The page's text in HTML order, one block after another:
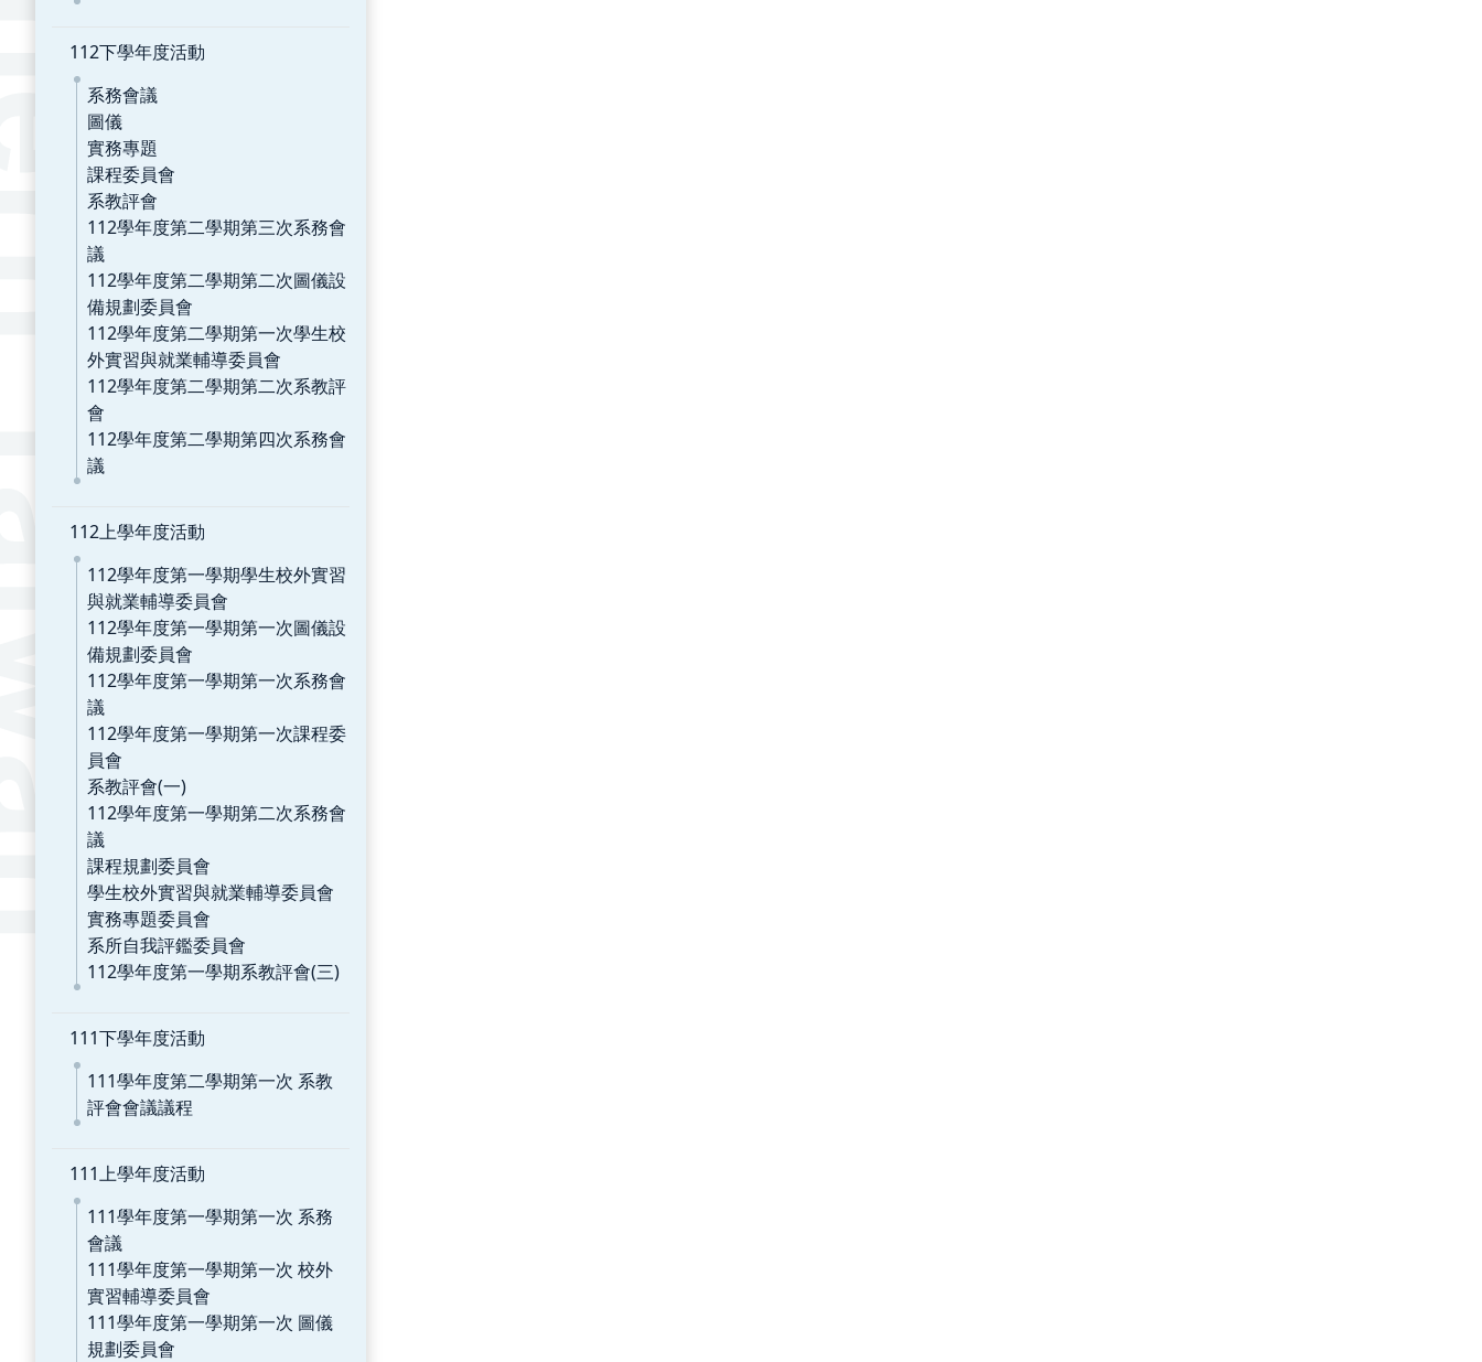
112下學年度活動
系務會議
圖儀
實務專題
課程委員會
系教評會
112學年度第二學期第三次系務會
議
112學年度第二學期第二次圖儀設
備規劃委員會
112學年度第二學期第一次學生校
外實習與就業輔導委員會
112學年度第二學期第二次系教評
會
112學年度第二學期第四次系務會
議
112上學年度活動
112學年度第一學期學生校外實習
與就業輔導委員會
112學年度第一學期第一次圖儀設
備規劃委員會
112學年度第一學期第一次系務會
議
112學年度第一學期第一次課程委
員會
系教評會(一)
112學年度第一學期第二次系務會
議
課程規劃委員會
學生校外實習與就業輔導委員會
實務專題委員會
系所自我評鑑委員會
112學年度第一學期系教評會(三)
111下學年度活動
111學年度第二學期第一次 系教
評會會議議程
111上學年度活動
111學年度第一學期第一次 系務
會議
111學年度第一學期第一次 校外
實習輔導委員會
111學年度第一學期第一次 圖儀
規劃委員會